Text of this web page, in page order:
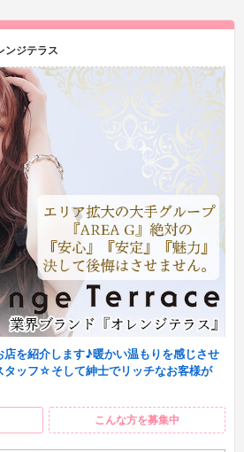
ンジテラス
を紹介します♪暖かい温もりを感じさせ
タッフ☆そして紳士でリッチなお客様が
こんな方を募集中